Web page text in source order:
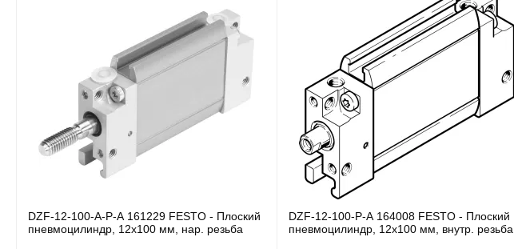
DZF-12-100-A-P-A 161229 FESTO - Плоский
пневмоцилиндр, 12x100 мм, нар. резьба
DZF-12-100-P-A 164008 FESTO - Плоский
пневмоцилиндр, 12x100 мм, внутр. резьба